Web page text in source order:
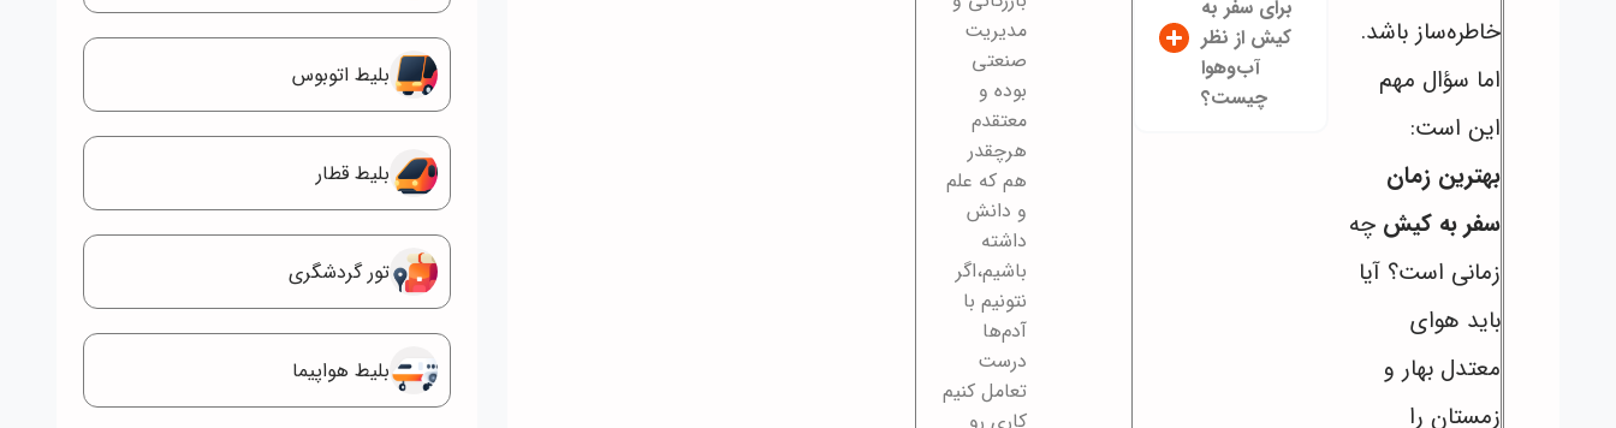
خاطره‌ساز باشد.
اما سؤال مهم
این است:
بهترین زمان
سفر به کیش چه
زمانی است؟ آیا
باید هوای
معتدل بهار و
زمستان را
برای سفر به
کیش از نظر
آب‌وهوا
چیست؟
مدیریت
صنعتی
بوده و
معتقدم
هرچقدر
هم که علم
و دانش
داشته
باشیم،اگر
نتونیم با
آدم‌ها
درست
تعامل کنیم
کاری رو
بلیط اتوبوس
بلیط قطار
تور گردشگری
بلیط هواپیما